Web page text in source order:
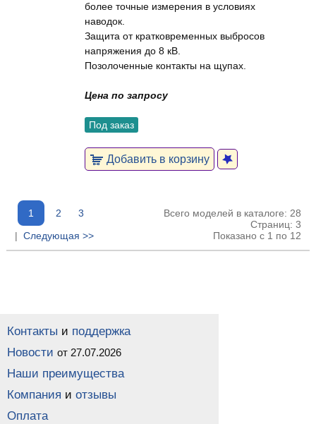
более точные измерения в условиях
наводок.
Защита от кратковременных выбросов
напряжения до 8 кВ.
Позолоченные контакты на щупах.
Цена по запросу
Под заказ
Добавить в корзину
1 2
3
| Следующая >>
Всего моделей в каталоге: 28
Страниц: 3
Показано с 1 по 12
Контакты и поддержка
Новости от 27.07.2026
Наши преимущества
Компания и отзывы
Оплата